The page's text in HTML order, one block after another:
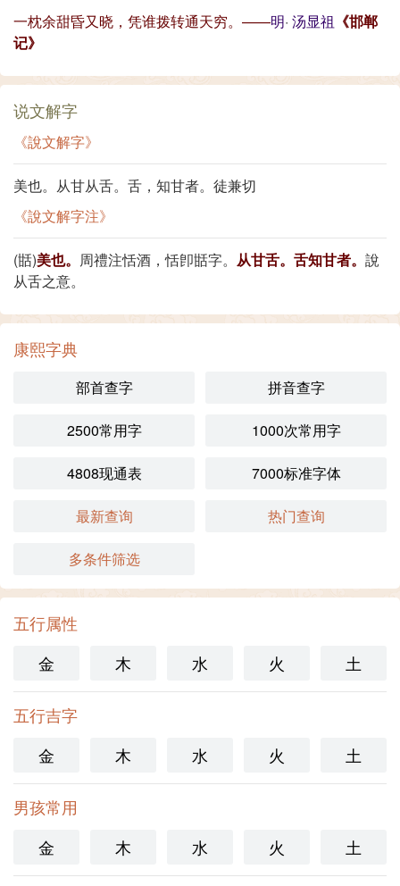
一枕余甜昏又晓，凭谁拨转通天穷。——明· 汤显祖 《邯郸
记》
说文解字
《說文解字》
美也。从甘从舌。舌，知甘者。徒兼切
《說文解字注》
(甛)美也。 周禮注恬酒，恬卽甛字。 从甘舌。舌知甘者。 說
从舌之意。
康熙字典
部首查字 拼音查字
2500常用字 1000次常用字
4808现通表 7000标准字体
最新查询 热门查询
多条件筛选
五行属性
金
木 水 火 土
五行吉字
金
木 水 火 土
男孩常用
金
木 水 火 土